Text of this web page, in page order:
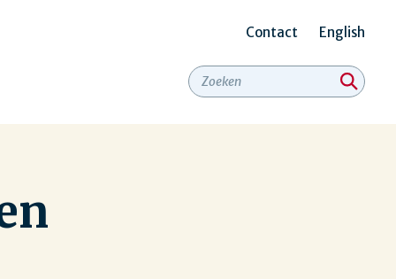
Secundair
menu
Contact English